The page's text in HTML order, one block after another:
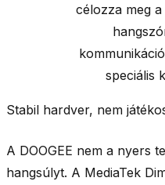
célozza meg
speciális
Stabil hardver, nem
A DOOGEE nem a nyers
hangsúlyt. A MediaTek